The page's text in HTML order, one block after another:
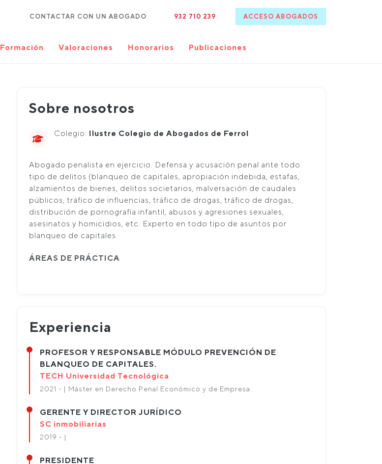
CONTACTAR CON UN ABOGADO 932 710 239 ACCESO ABOGADOS
Formación Valoraciones Honorarios Publicaciones
Sobre nosotros
Colegio: Ilustre Colegio de Abogados de Ferrol
Abogado penalista en ejercicio. Defensa y acusación penal ante todo
tipo de delitos (blanqueo de capitales, apropiación indebida, estafas,
alzamientos de bienes, delitos societarios, malversación de caudales
públicos, tráfico de influencias, tráfico de drogas, tráfico de drogas,
distribución de pornografía infantil, abusos y agresiones sexuales,
asesinatos y homicidios, etc. Experto en todo tipo de asuntos por
blanqueo de capitales.
ÁREAS DE PRÁCTICA
Experiencia
PROFESOR Y RESPONSABLE MÓDULO PREVENCIÓN DE
BLANQUEO DE CAPITALES.
TECH Universidad Tecnológica
2021 - | Máster en Derecho Penal Económico y de Empresa.
GERENTE Y DIRECTOR JURÍDICO
SC inmobiliarias
2019 - |
PRESIDENTE